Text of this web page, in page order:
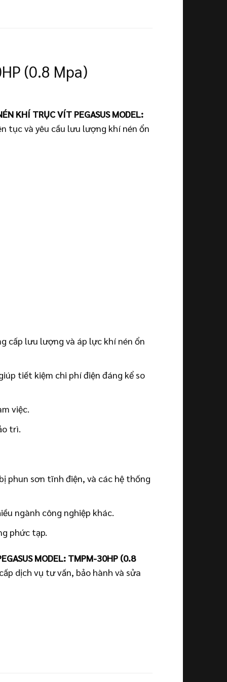
(0.8 Mpa)
KHÍ TRỤC VÍT PEGASUS MODEL:
tục và yêu cầu lưu lượng khí nén ổn
cấp lưu lượng và áp lực khí nén ổn
tiết kiệm chi phí điện đáng kể so
việc.
trì.
phun sơn tĩnh điện, và các hệ thống
ngành công nghiệp khác.
phức tạp.
MODEL: TMPM-30HP (0.8
dịch vụ tư vấn, bảo hành và sửa